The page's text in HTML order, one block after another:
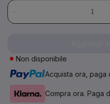
-
Non disponibile
Acquista ora, paga
Compra ora. Paga